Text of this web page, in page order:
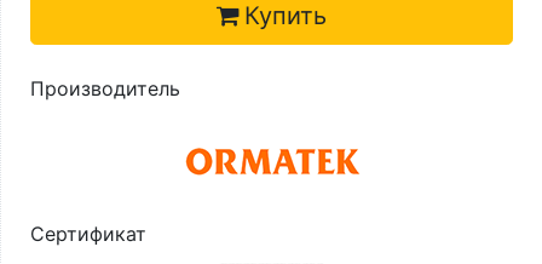
Купить
Производитель
Сертификат